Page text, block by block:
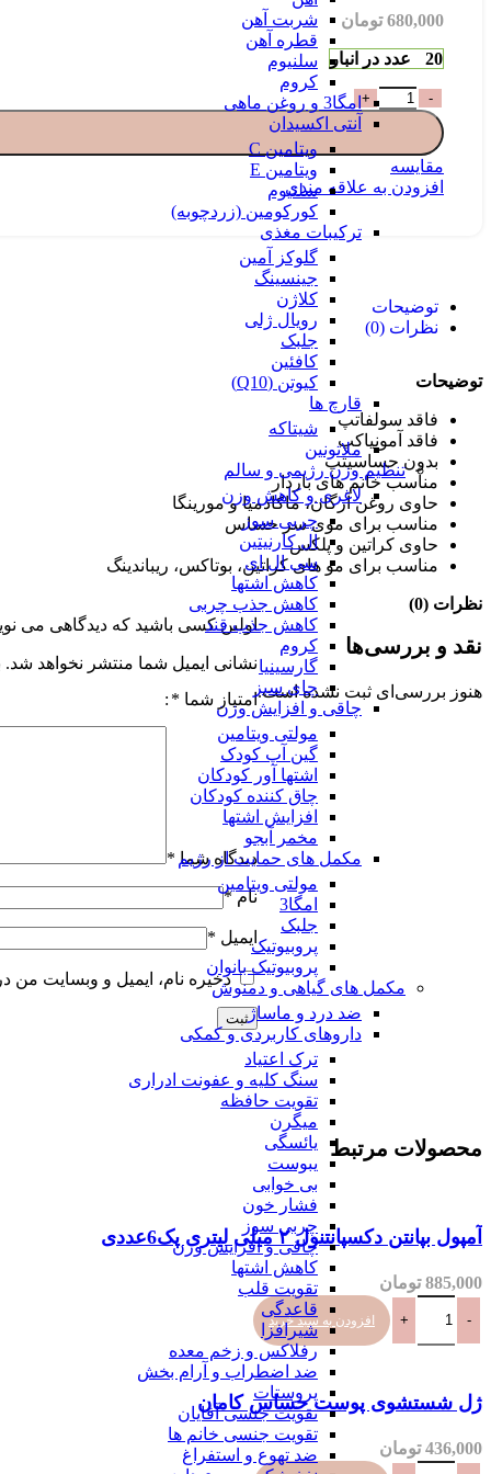
شربت آهن
قطره آهن
سلنیوم
کروم
امگا3 و روغن ماهی
آنتی اکسیدان
ویتامین C
ویتامین E
سلنیوم
کورکومین (زردچوبه)
ترکیبات مغذی
گلوکز آمین
جینسینگ
کلاژن
رویال ژلی
جلبک
کافئین
کیوتن (Q10)
قارچ ها
شیتاکه
ملاتونین
تنظیم وزن رژیمی و سالم
لاغری و کاهش وزن
چربی سوز
ال کارنیتین
سی ال ای
کاهش اشتها
کاهش جذب چربی
کاهش جذب قند
کروم
گارسینیا
چای سبز
چاقی و افزایش وزن
مولتی ویتامین
گین آپ کودک
اشتها آور کودکان
چاق کننده کودکان
افزایش اشتها
مخمر آبجو
مکمل های حمایت از رژیم
مولتی ویتامین
امگا3
جلبک
پروبیوتیک
پروبیوتیک بانوان
مکمل های گیاهی و دمنوش
ضد درد و ماساژ
داروهای کاربردی و کمکی
ترک اعتیاد
سنگ کلیه و عفونت ادراری
تقویت حافظه
میگرن
یائسگی
یبوست
بی خوابی
فشار خون
چربی سوز
چاقی و افزایش وزن
کاهش اشتها
تقویت قلب
قاعدگی
شیرافزا
رفلاکس و زخم معده
ضد اضطراب و آرام بخش
پروستات
تقویت جنسی آقایان
تقویت جنسی خانم ها
ضد تهوع و استفراغ
680,000 تومان
20 عدد در انبار
مقایسه
افزودن به علاقه مندی
توضیحات
نظرات (0)
توضیحات
فاقد سولفاتپ
فاقد آمونیاکپ
بدون حساسیتپ
مناسب خانم های باردار
حاوی روغن آرگان، ماکادمیا و مورینگا
مناسب برای موی سر حساس
حاوی کراتین و پلکس
مناسب برای مو های کراتین، بوتاکس، ریباندینگ
نظرات (0)
نقد و بررسی‌ها
هنوز بررسی‌ای ثبت نشده است.
اولین کسی باشید که دیدگاهی می
نشانی ایمیل شما منتشر نخواهد شد.
امتیاز شما *
دیدگاه شما *
نام*
ایمیل *
ذخیره نام، ایمیل و وبسایت من
محصولات مرتبط
آمپول بپانتن دکسپانتنول ۲ میلی لیتری پک6عددی
885,000 تومان
افزودن به سبد خرید
ژل شستشوی پوست حساس کامان
436,000 تومان